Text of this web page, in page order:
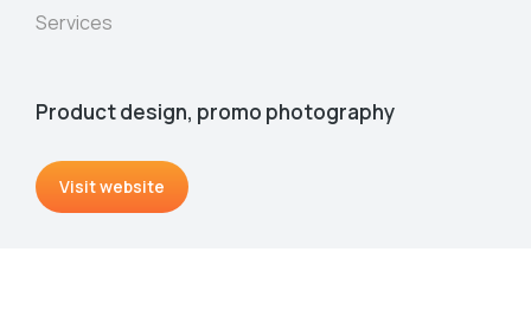
Services
Product design, promo photography
Visit website